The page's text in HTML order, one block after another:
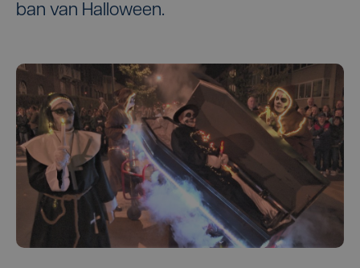
ban van Halloween.